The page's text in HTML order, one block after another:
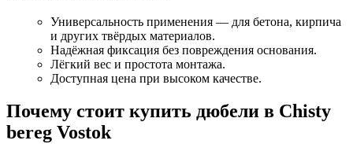
Универсальность применения — для бетона, кирпича
и других твёрдых материалов.
Надёжная фиксация без повреждения основания.
Лёгкий вес и простота монтажа.
Доступная цена при высоком качестве.
Почему стоит купить дюбели в Chisty
bereg Vostok